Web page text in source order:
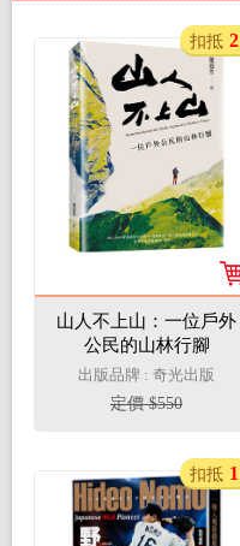
山人不上山：一位戶外
公民的山林行腳
出版品牌 : 奇光出版
定價 $550
扣抵 2
扣抵 1